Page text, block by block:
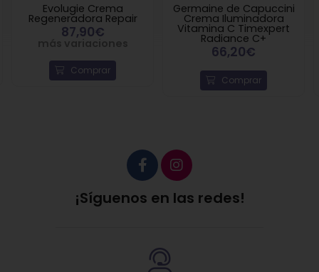
Evolugie Crema
Regeneradora Repair
87,90€
Comprar
Germaine de Capuccini
Crema Iluminadora
Vitamina C Timexpert
Radiance C+
66,20€
Comprar
¡Síguenos en las redes!